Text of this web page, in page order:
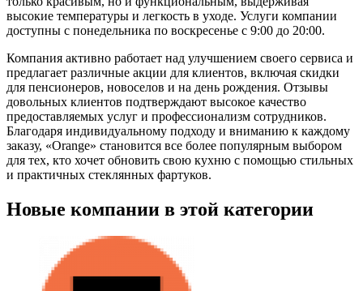
высокие температуры и легкость в уходе. Услуги компании
доступны с понедельника по воскресенье с 9:00 до 20:00.
Компания активно работает над улучшением своего сервиса и
предлагает различные акции для клиентов, включая скидки
для пенсионеров, новоселов и на день рождения. Отзывы
довольных клиентов подтверждают высокое качество
предоставляемых услуг и профессионализм сотрудников.
Благодаря индивидуальному подходу и вниманию к каждому
заказу, «Orange» становится все более популярным выбором
для тех, кто хочет обновить свою кухню с помощью стильных
и практичных стеклянных фартуков.
Новые компании в этой категории